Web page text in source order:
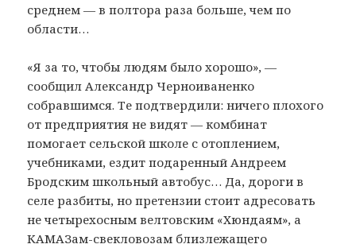
среднем — в полтора раза больше, чем по
области…
«Я за то, чтобы людям было хорошо», —
сообщил Александр Черноиваненко
собравшимся. Те подтвердили: ничего плохого
от предприятия не видят — комбинат
помогает сельской школе с отоплением,
учебниками, ездит подаренный Андреем
Бродским школьный автобус… Да, дороги в
селе разбиты, но претензии стоит адресовать
не четырехосным велтовским «Хюндаям», а
КАМАЗам-свекловозам близлежащего